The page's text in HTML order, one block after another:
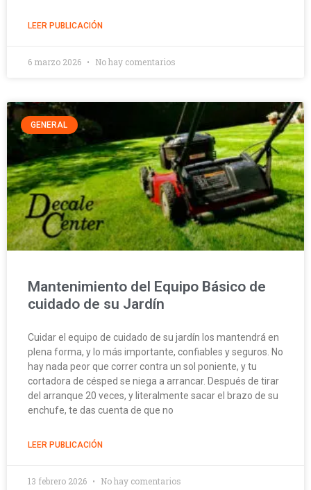
LEER PUBLICACIÓN
6 marzo 2026 No hay comentarios
GENERAL
Mantenimiento del Equipo Básico de
cuidado de su Jardín
Cuidar el equipo de cuidado de su jardín los mantendrá en
plena forma, y lo más importante, confiables y seguros. No
hay nada peor que correr contra un sol poniente, y tu
cortadora de césped se niega a arrancar. Después de tirar
del arranque 20 veces, y literalmente sacar el brazo de su
enchufe, te das cuenta de que no
LEER PUBLICACIÓN
13 febrero 2026 No hay comentarios